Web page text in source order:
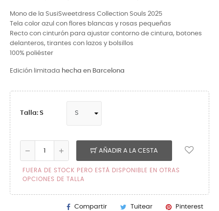
Mono de la SusiSweetdress Collection Souls 2025
Tela color azul con flores blancas y rosas pequeñas
Recto con cinturón para ajustar contorno de cintura, botones
delanteros, tirantes con lazos y bolsillos
100% poliéster
Edición limitada hecha en Barcelona
Talla: S
AÑADIR A LA CESTA
FUERA DE STOCK PERO ESTÁ DISPONIBLE EN OTRAS
OPCIONES DE TALLA
Compartir Tuitear Pinterest